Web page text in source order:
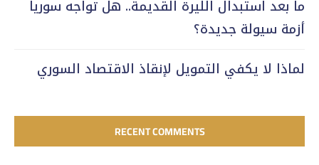
ما بعد استبدال الليرة القديمة.. هل تواجه سوريا
أزمة سيولة جديدة؟
لماذا لا يكفي التمويل لإنقاذ الاقتصاد السوري
RECENT COMMENTS